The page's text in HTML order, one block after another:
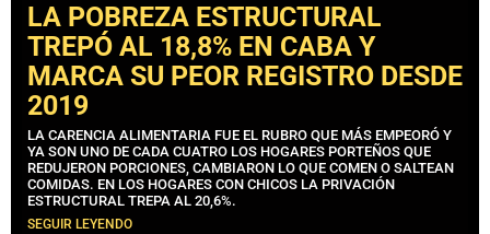
LA POBREZA ESTRUCTURAL
TREPÓ AL 18,8% EN CABA Y
MARCA SU PEOR REGISTRO DESDE
2019
LA CARENCIA ALIMENTARIA FUE EL RUBRO QUE MÁS EMPEORÓ Y
YA SON UNO DE CADA CUATRO LOS HOGARES PORTEÑOS QUE
REDUJERON PORCIONES, CAMBIARON LO QUE COMEN O SALTEAN
COMIDAS. EN LOS HOGARES CON CHICOS LA PRIVACIÓN
ESTRUCTURAL TREPA AL 20,6%.
SEGUIR LEYENDO